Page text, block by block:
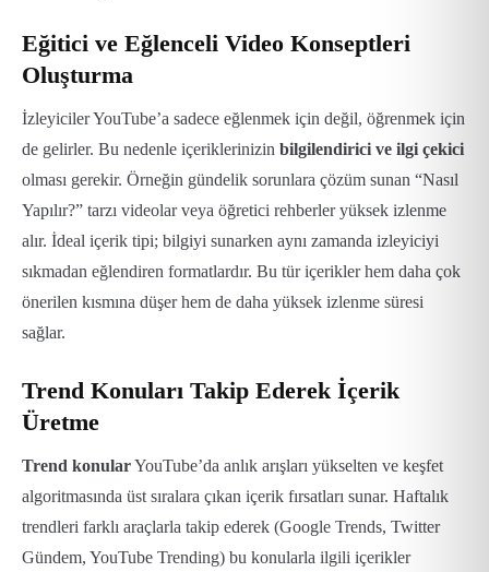
Eğitici ve Eğlenceli Video Konseptleri
Oluşturma
İzleyiciler YouTube’a sadece eğlenmek için değil, öğrenmek için
de gelirler. Bu nedenle içeriklerinizin bilgilendirici ve ilgi çekici
olması gerekir. Örneğin gündelik sorunlara çözüm sunan “Nasıl
Yapılır?” tarzı videolar veya öğretici rehberler yüksek izlenme
alır. İdeal içerik tipi; bilgiyi sunarken aynı zamanda izleyiciyi
sıkmadan eğlendiren formatlardır. Bu tür içerikler hem daha çok
önerilen kısmına düşer hem de daha yüksek izlenme süresi
sağlar.
Trend Konuları Takip Ederek İçerik
Üretme
Trend konularYouTube’da anlık arışları yükselten ve keşfet
algoritmasında üst sıralara çıkan içerik fırsatları sunar. Haftalık
trendleri farklı araçlarla takip ederek (Google Trends, Twitter
Gündem, YouTube Trending) bu konularla ilgili içerikler